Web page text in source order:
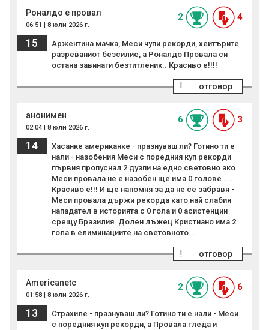
Роналдо е провал
06:51 | 8 юли 2026 г.
2 4
15
Аржентина мачка, Меси чупи рекорди, хейтърите
разреваниот безсилие, а Роналдо Провала си
остана завинаги безтитленик.. Красиво е!!!!
отговор
!
анонимен
02:04 | 8 юли 2026 г.
6 3
14
Хасанке американке - празнуваш ли? Готино ти е
нали - назобения Меси с поредния куп рекорди
първия пропуснал 2 дузпи на едно световно ако
Меси провала не е назобен ще има 0 голове ....
Красиво е!!! И ще напомня за да не се забравя -
Меси провала държи рекорда като най слабия
нападател в историята с 0 гола и 0 асистенции
срещу Бразилия. Долен лъжец Кристиано има 2
гола в елиминациите на световното...
отговор
!
Americanetc
01:58 | 8 юли 2026 г.
2 6
13
Страхиле - празнуваш ли? Готино ти е нали - Меси
с поредния куп рекорди, а Провала гледа и